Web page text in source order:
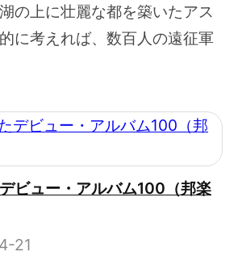
の上に壮麗な都を築いたアス
に考えれば、数百人の遠征軍
デビュー・アルバム100（邦楽
21